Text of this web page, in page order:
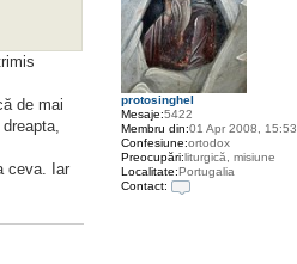
protosinghel
Mesaje:5422
Membru din:01 Apr 2008, 15:53
Confesiune:ortodox
Preocupări:liturgică, misiune
Localitate:Portugalia
Contact:
de mai
ceva. Iar